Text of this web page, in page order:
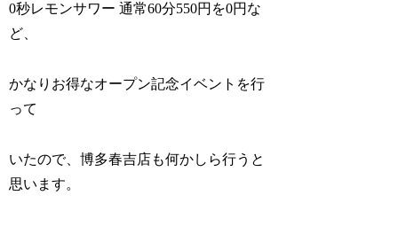
0秒レモンサワー 通常60分550円を0円な
ど、
かなりお得なオープン記念イベントを行
って
いたので、博多春吉店も何かしら行うと
思います。